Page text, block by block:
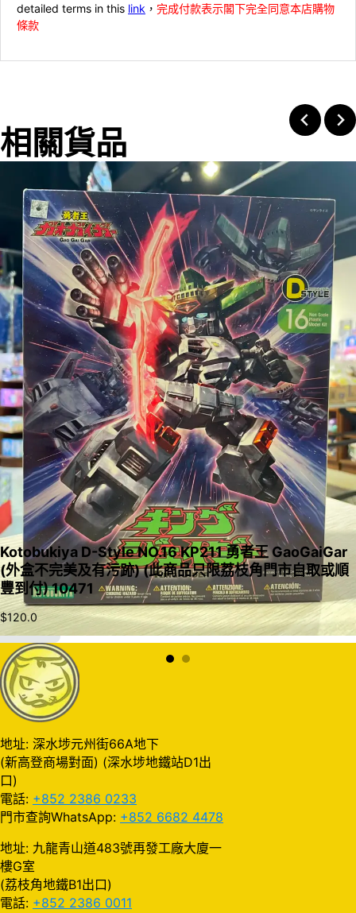
detailed terms in this link ， 完成付款表示閣下完全同意本店購物
條款
相關貨品
入購物車
Kotobukiya D-Style NO.16 KP211 勇者王 GaoGaiGar
(外盒不完美及有污跡) (此商品只限荔枝角門市自取或順
豐到付) 10471
$120.0
地址: 深水埗元州街66A地下
(新高登商場對面) (深水埗地鐵站D1出
口)
電話: +852 2386 0233
門市查詢WhatsApp: +852 6682 4478
地址: 九龍青山道483號再發工廠大廈一
樓G室
(荔枝角地鐵B1出口)
電話: +852 2386 0011